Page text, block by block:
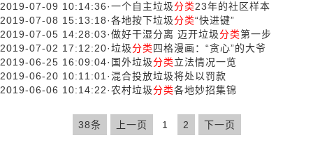
2019-07-09 10:14:36·一个自主垃圾分类23年的社区样本
2019-07-08 15:13:18·各地按下垃圾分类“快进键”
2019-07-05 14:28:03·做好干湿分离 迈开垃圾分类第一步
2019-07-02 17:12:20·垃圾分类四格漫画：“贪心”的大爷
2019-06-25 16:09:04· 国外垃圾分类立法情况一览
2019-06-20 10:11:01 · 混合投放垃圾将处以罚款
2019-06-06 10:14:22·农村垃圾分类各地妙招集锦
38条 上一页 1 2 下一页